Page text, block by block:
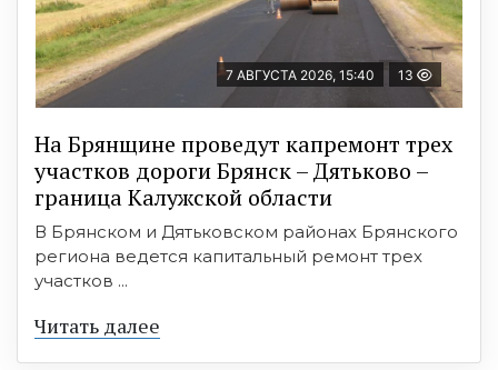
7 АВГУСТА 2026, 15:40 13
На Брянщине проведут капремонт трех
участков дороги Брянск – Дятьково –
граница Калужской области
В Брянском и Дятьковском районах Брянского
региона ведется капитальный ремонт трех
участков ...
Читать далее